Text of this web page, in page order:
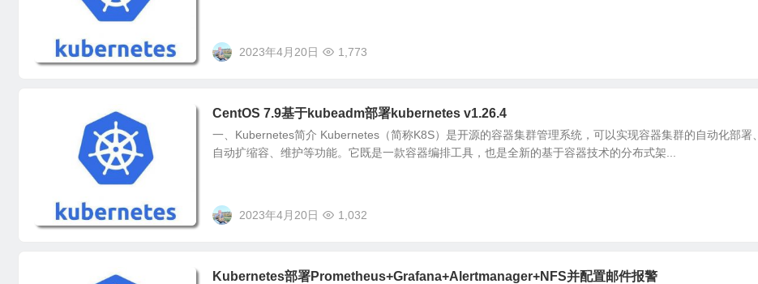
2023年4月20日 1,773
CentOS 7.9基于kubeadm部署kubernetes v1.26.4
一、Kubernetes简介 Kubernetes（简称K8S）是开源的容器集群管理系统，可以实现容器集群的自动化部署、
自动扩缩容、维护等功能。它既是一款容器编排工具，也是全新的基于容器技术的分布式架...
2023年4月20日 1,032
Kubernetes部署Prometheus+Grafana+Alertmanager+NFS并配置邮件报警